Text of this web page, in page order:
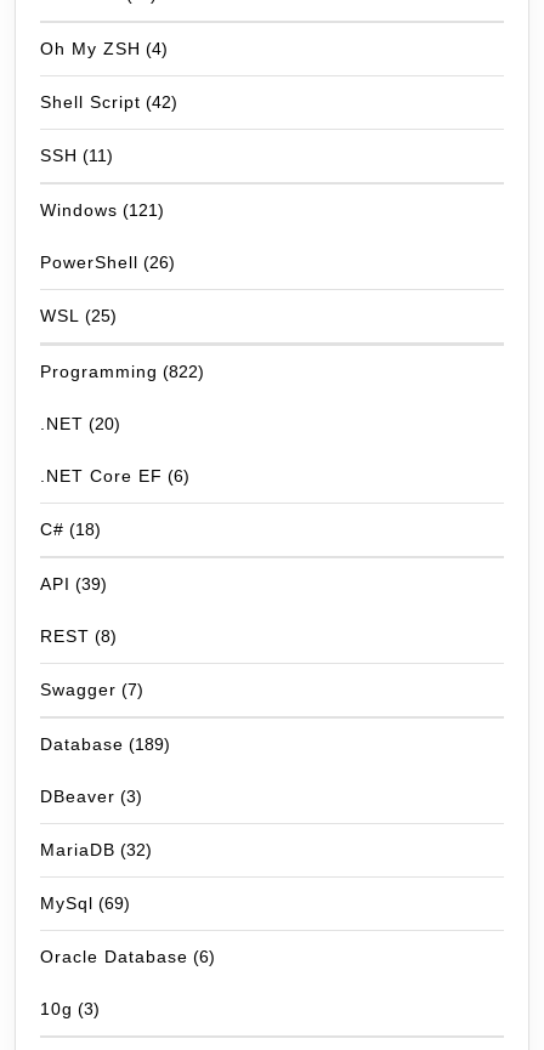
Oh My ZSH (4)
Shell Script (42)
SSH (11)
Windows (121)
PowerShell (26)
WSL (25)
Programming (822)
.NET (20)
.NET Core EF (6)
C# (18)
API (39)
REST (8)
Swagger (7)
Database (189)
DBeaver (3)
MariaDB (32)
MySql (69)
Oracle Database (6)
10g (3)